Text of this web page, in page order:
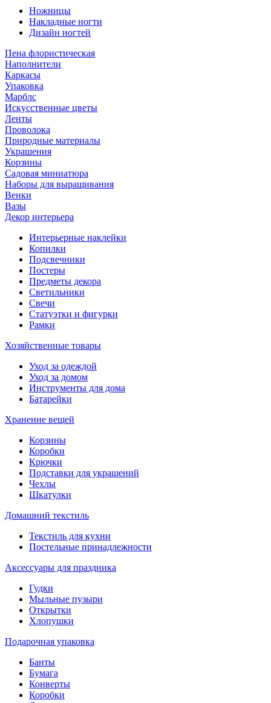
Ножницы
Накладные ногти
Дизайн ногтей
Пена флористическая
Наполнители
Каркасы
Упаковка
Марблс
Искусственные цветы
Ленты
Проволока
Природные материалы
Украшения
Корзины
Садовая миниатюра
Наборы для выращивания
Венки
Вазы
Декор интерьера
Интерьерные наклейки
Копилки
Подсвечники
Постеры
Предметы декора
Светильники
Свечи
Статуэтки и фигурки
Рамки
Хозяйственные товары
Уход за одеждой
Уход за домом
Инструменты для дома
Батарейки
Хранение вещей
Корзины
Коробки
Крючки
Подставки для украшений
Чехлы
Шкатулки
Домашний текстиль
Текстиль для кухни
Постельные принадлежности
Аксессуары для праздника
Гудки
Мыльные пузыри
Открытки
Хлопушки
Подарочная упаковка
Банты
Бумага
Конверты
Коробки